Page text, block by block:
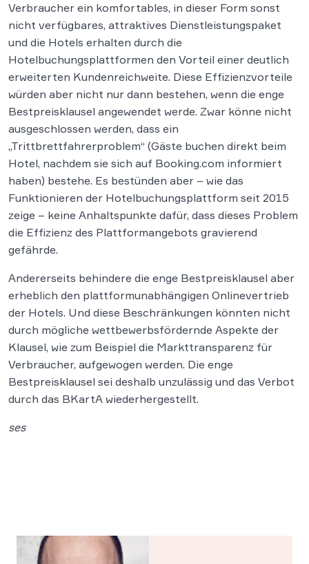
Verbraucher ein komfortables, in dieser Form sonst
nicht verfügbares, attraktives Dienstleistungspaket
und die Hotels erhalten durch die
Hotelbuchungsplattformen den Vorteil einer deutlich
erweiterten Kundenreichweite. Diese Effizienzvorteile
würden aber nicht nur dann bestehen, wenn die enge
Bestpreisklausel angewendet werde. Zwar könne nicht
ausgeschlossen werden, dass ein
„Trittbrettfahrerproblem“ (Gäste buchen direkt beim
Hotel, nachdem sie sich auf Booking.com informiert
haben) bestehe. Es bestünden aber – wie das
Funktionieren der Hotelbuchungsplattform seit 2015
zeige – keine Anhaltspunkte dafür, dass dieses Problem
die Effizienz des Plattformangebots gravierend
gefährde.
Andererseits behindere die enge Bestpreisklausel aber
erheblich den plattformunabhängigen Onlinevertrieb
der Hotels. Und diese Beschränkungen könnten nicht
durch mögliche wettbewerbsfördernde Aspekte der
Klausel, wie zum Beispiel die Markttransparenz für
Verbraucher, aufgewogen werden. Die enge
Bestpreisklausel sei deshalb unzulässig und das Verbot
durch das BKartA wiederhergestellt.
ses